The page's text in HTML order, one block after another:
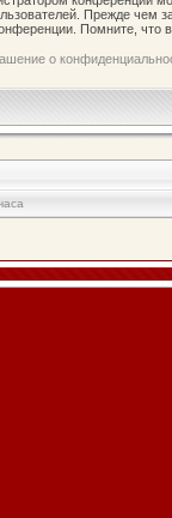
Прежде чем
Помните, что
о